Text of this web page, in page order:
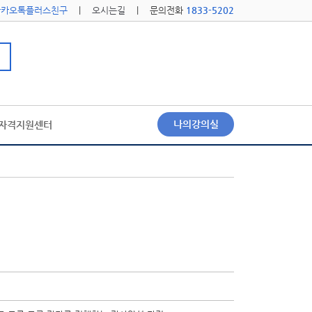
오톡플러스친구 오시는길 | 문의전화 1833-5202
격지원센터 나의강의실